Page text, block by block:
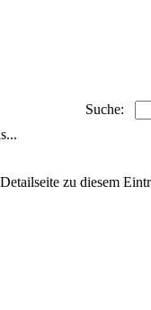
Suche:
zu diesem